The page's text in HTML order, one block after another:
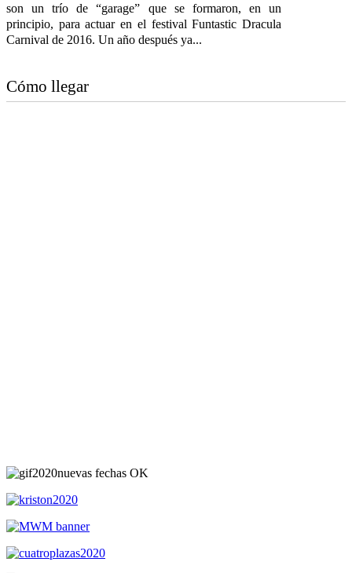
son un trío de “garage” que se formaron, en un
principio, para actuar en el festival Funtastic Dracula
Carnival de 2016. Un año después ya...
Cómo llegar